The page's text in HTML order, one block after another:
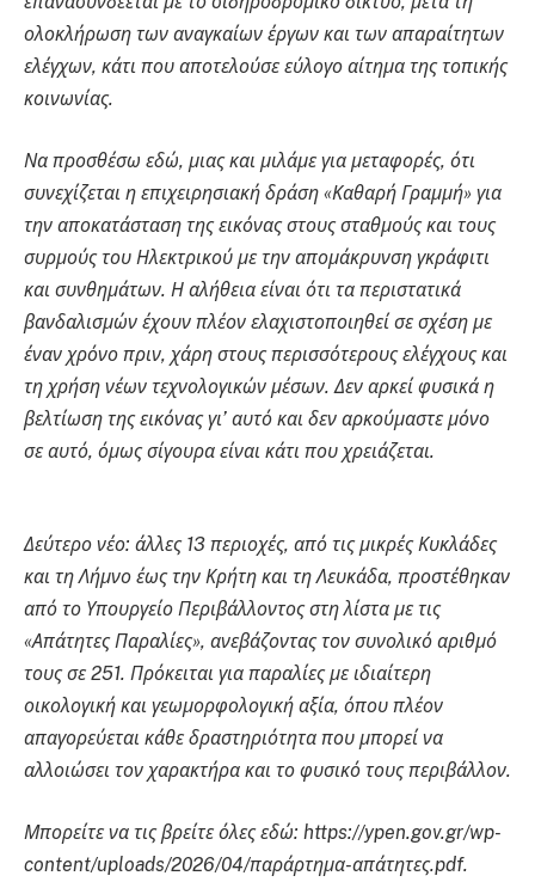
ολοκλήρωση των αναγκαίων έργων και των απαραίτητων
ελέγχων, κάτι που αποτελούσε εύλογο αίτημα της τοπικής
κοινωνίας.
Να προσθέσω εδώ, μιας και μιλάμε για μεταφορές, ότι
συνεχίζεται η επιχειρησιακή δράση «Καθαρή Γραμμή» για
την αποκατάσταση της εικόνας στους σταθμούς και τους
συρμούς του Ηλεκτρικού με την απομάκρυνση γκράφιτι
και συνθημάτων. Η αλήθεια είναι ότι τα περιστατικά
βανδαλισμών έχουν πλέον ελαχιστοποιηθεί σε σχέση με
έναν χρόνο πριν, χάρη στους περισσότερους ελέγχους και
τη χρήση νέων τεχνολογικών μέσων. Δεν αρκεί φυσικά η
βελτίωση της εικόνας γι’ αυτό και δεν αρκούμαστε μόνο
σε αυτό, όμως σίγουρα είναι κάτι που χρειάζεται.
Δεύτερο νέο: άλλες 13 περιοχές, από τις μικρές Κυκλάδες
και τη Λήμνο έως την Κρήτη και τη Λευκάδα, προστέθηκαν
από το Υπουργείο Περιβάλλοντος στη λίστα με τις
«Απάτητες Παραλίες», ανεβάζοντας τον συνολικό αριθμό
τους σε 251. Πρόκειται για παραλίες με ιδιαίτερη
οικολογική και γεωμορφολογική αξία, όπου πλέον
απαγορεύεται κάθε δραστηριότητα που μπορεί να
αλλοιώσει τον χαρακτήρα και το φυσικό τους περιβάλλον.
Μπορείτε να τις βρείτε όλες εδώ: https://ypen.gov.gr/wp-
content/uploads/2026/04/παράρτημα-απάτητες.pdf.